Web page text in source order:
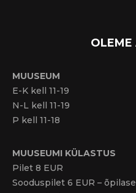
OLEME
MUUSEUM
E-K kell 11-19
N-L kell 11-19
P kell 11-18
MUUSEUMI KÜLASTUS
Pilet 8 EUR
Sooduspilet 6 EUR –